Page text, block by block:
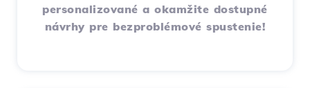
personalizované a okamžite dostupné
návrhy pre bezproblémové spustenie!